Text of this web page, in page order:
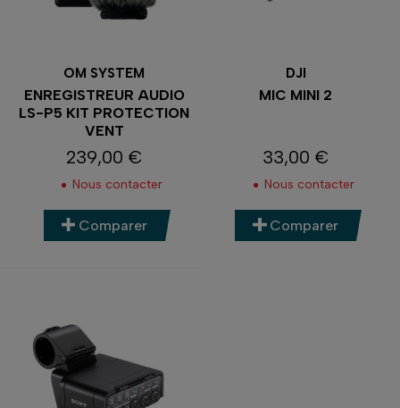
OM SYSTEM
ENREGISTREUR AUDIO
LS-P5 KIT PROTECTION
VENT
Prix
239,00 €
Nous contacter
Comparer
DJI
MIC MINI 2
Prix
33,00 €
Nous contacter
Comparer